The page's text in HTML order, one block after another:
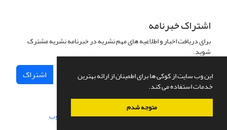
این وب سایت از کوکی ها برای اطمینان از ارائه بهترین
خدمات استفاده می کند.
متوجه شدم
اشتراک خبرنامه
برای دریافت اخبار و اطلاعیه های مهم نشریه در خبرنامه نشریه مشترک
شوید.
اشتراک
سامانه مدیریت نشریات علمی.طراحی و پیاده سازی از سیناوب